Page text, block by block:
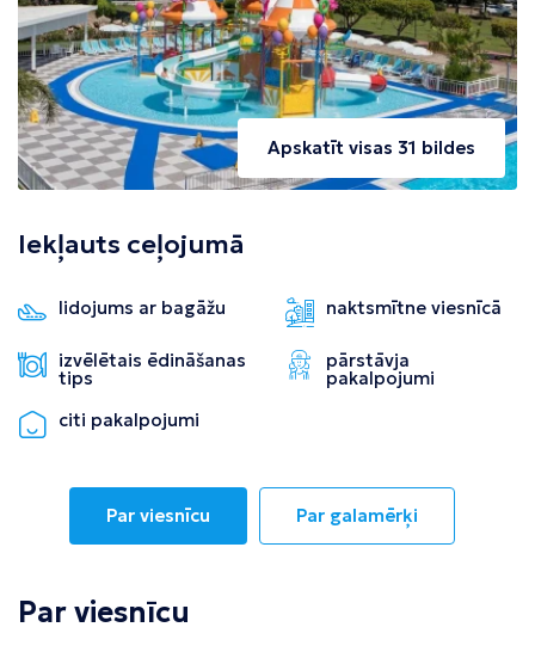
Apskatīt visas 31 bildes
Iekļauts ceļojumā
lidojums ar bagāžu naktsmītne viesnīcā
izvēlētais ēdināšanas
tips
pārstāvja
pakalpojumi
citi pakalpojumi
Par viesnīcu Par galamērķi
Par viesnīcu